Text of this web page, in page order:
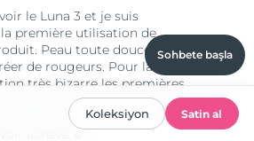
Sohbete başla
Koleksiyon Satin al